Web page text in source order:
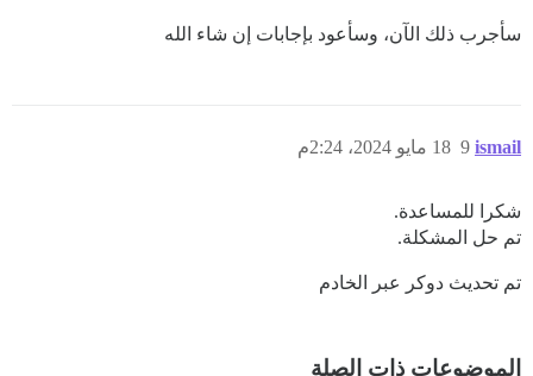
سأجرب ذلك الآن، وسأعود بإجابات إن شاء الله
ismail 18 مايو 2024، 2:24م 9
شكرا للمساعدة.
تم حل المشكلة.
تم تحديث دوكر عبر الخادم
الموضوعات ذات الصلة